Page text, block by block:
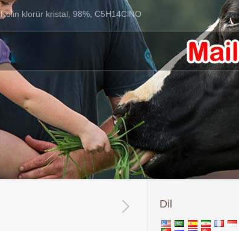
Kolin klorür kristal, 98%, C5H14ClNO
Dil